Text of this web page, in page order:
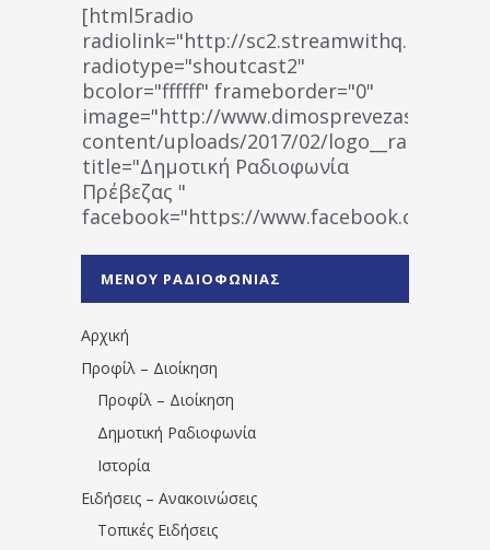
[html5radio
radiolink="http://
radiotype="shoutcast2"
bcolor="ffffff" frameborder="0"
image="http://www.dimosprevezas.gr/wp-
content/uploads/2017/02/
title="Δημοτική Ραδιοφωνία
Πρέβεζας "
facebook="https://www.facebook.com/
1531194763766854/" artist="" ]
ΜΕΝΟΥ ΡΑΔΙΟΦΩΝΙΑΣ
Αρχική
Προφίλ – Διοίκηση
Προφίλ – Διοίκηση
Δημοτική Ραδιοφωνία
Ιστορία
Ειδήσεις – Ανακοινώσεις
Τοπικές Ειδήσεις